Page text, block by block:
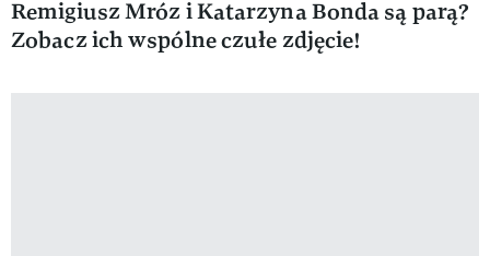
Remigiusz Mróz i Katarzyna Bonda są parą?
Zobacz ich wspólne czułe zdjęcie!